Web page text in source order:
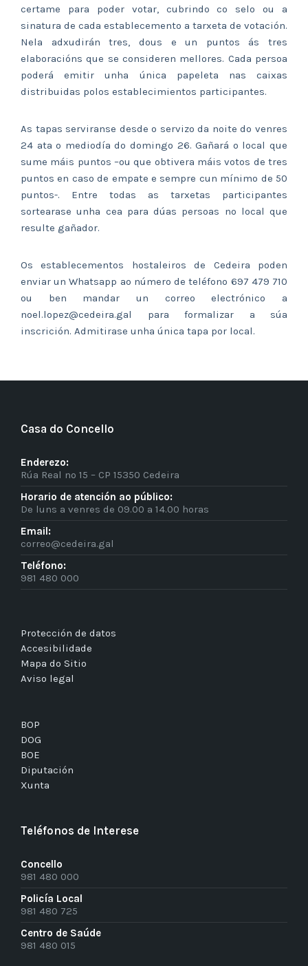
certame para poder votar, cubrindo co selo ou a
sinatura de cada establecemento a tarxeta de votación.
Nela adxudirán tres, dous e un puntos ás tres
elaboracións que se consideren mellores. Cada persoa
poderá emitir unha única papeleta nas caixas
distribuidas polos establecimientos participantes.
As tapas serviranse desde o servizo da noite do venres
24 ata o mediodía do domingo 26. Gañará o local que
sume máis puntos –ou que obtivera máis votos de tres
puntos en caso de empate e sempre cun mínimo de 50
puntos-. Entre todas as tarxetas participantes
sortearase unha cea para dúas persoas no local que
resulte gañador.
Os establecementos hostaleiros de Cedeira poden
enviar un Whatsapp ao número de teléfono 697 479 710
ou ben mandar un correo electrónico a
noel.lopez@cedeira.gal para formalizar a súa
inscrición. Admitirase unha única tapa por local.
Casa do Concello
Enderezo:
Rúa Real nº 15 – CP 15350 Cedeira
Horario de atención ao público:
De luns a venres de 09.00 a 14.00 horas
Email:
correo@cedeira.gal
Teléfono:
981 480 000
Protección de datos
Accesibilidade
Mapa do Sitio
Aviso legal
BOP
DOG
BOE
Diputación
Xunta
Teléfonos de Interese
Concello
981 480 000
Policía Local
981 480 725
Centro de Saúde
981 480 015